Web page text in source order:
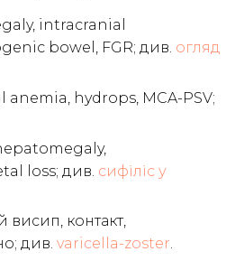
intracranial
bowel, FGR; див. огляд
anemia, hydrops, MCA-PSV;
loss; див. сифіліс у
висип, контакт,
див. varicella-zoster.